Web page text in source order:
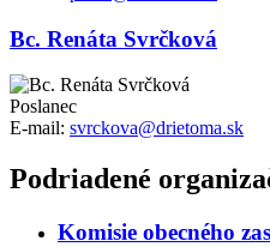
Bc. Renáta Svrčková
Poslanec
E-mail: svrckova@drietoma.sk
Podriadené
Komisie obecného